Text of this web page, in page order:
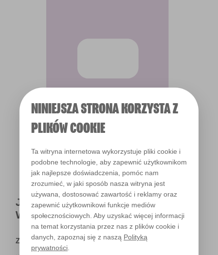
NINIEJSZA STRONA KORZYSTA Z
PLIKÓW COOKIE
Ta witryna internetowa wykorzystuje pliki cookie i
podobne technologie, aby zapewnić użytkownikom
jak najlepsze doświadczenia, pomóc nam
zrozumieć, w jaki sposób nasza witryna jest
używana, dostosować zawartość i reklamy oraz
zapewnić użytkownikowi funkcje mediów
społecznościowych. Aby uzyskać więcej informacji
na temat korzystania przez nas z plików cookie i
danych, zapoznaj się z naszą Polityką
prywatności
JAK NAPRAWDĘ KOLOR BĘDZIE
WYGLĄDAŁ W TWOIM DOMU?
Zastrzeżenie